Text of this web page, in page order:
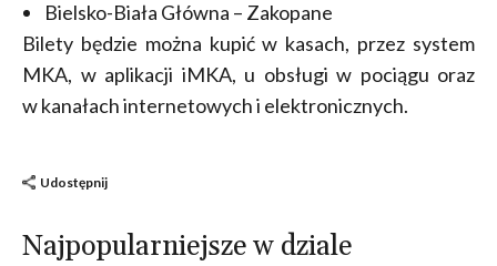
Bielsko-Biała Główna – Zakopane
Bilety będzie można kupić w kasach, przez system
MKA, w aplikacji iMKA, u obsługi w pociągu oraz
w kanałach internetowych i elektronicznych.
Udostępnij
Najpopularniejsze w dziale